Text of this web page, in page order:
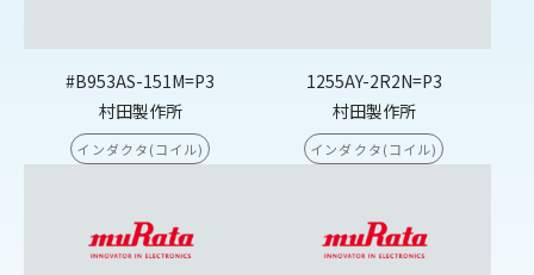
#B953AS-151M=P3
村田製作所
インダクタ(コイル)
1255AY-2R2N=P3
村田製作所
インダクタ(コイル)